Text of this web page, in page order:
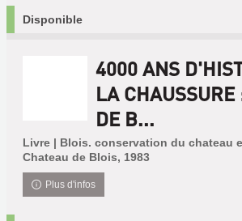
Disponible
4000 ANS
LA CHAUSSURE
DE B...
Livre | Blois. conservation du chateau
Chateau de Blois, 1983
Plus d'infos